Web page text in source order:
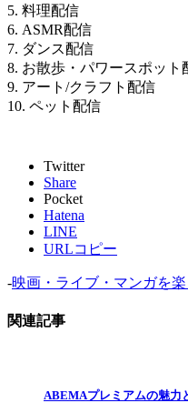
5. 料理配信
6. ASMR配信
7. ダンス配信
8. お散歩・パワースポット
9. アート/クラフト配信
10. ペット配信
Twitter
Share
Pocket
Hatena
LINE
URLコピー
-映画・ライブ・マンガを
関連記事
ABEMAプレミアムの魅力